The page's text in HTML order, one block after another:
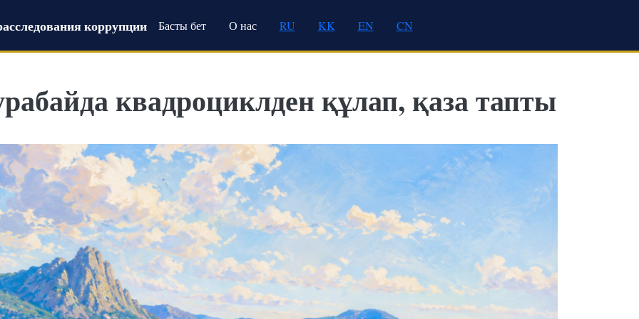
коррупцииMain navigation
Басты бет О нас RU KK EN CN
квадроциклден құлап, қаза тапты